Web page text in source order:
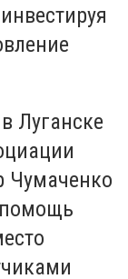
Луганске
Чумаченко